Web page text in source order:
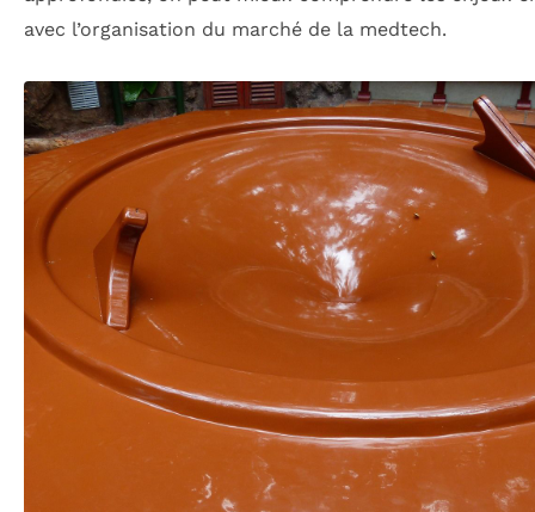
avec l’organisation du marché de la medtech.